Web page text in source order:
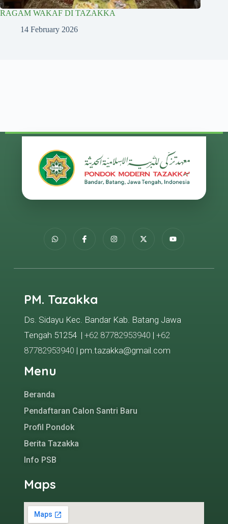
RAGAM WAKAF DI TAZAKKA
14 February 2026
PM. Tazakka
Ds. Sidayu Kec. Bandar Kab. Batang Jawa
Tengah 51254 | +62 87782953940 | +62
87782953940 | pm.tazakka@gmail.com
Menu
Beranda
Pendaftaran Calon Santri Baru
Profil Pondok
Berita Tazakka
Info PSB
Maps